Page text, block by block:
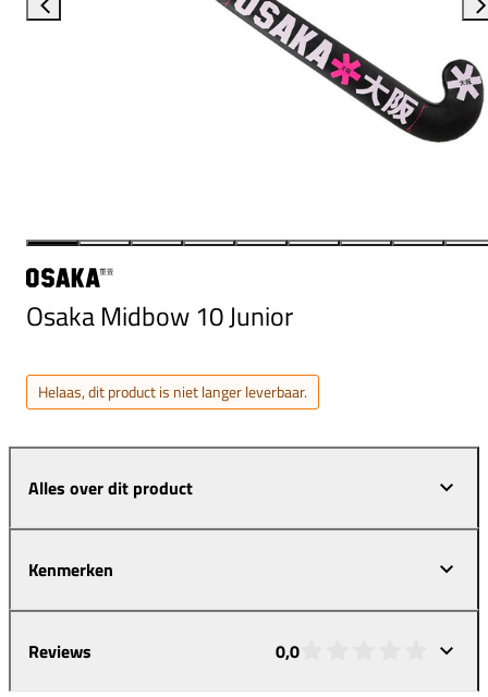
Osaka Midbow 10 Junior
Helaas, dit product is niet langer leverbaar.
Alles over dit product
Kenmerken
Reviews 0,0